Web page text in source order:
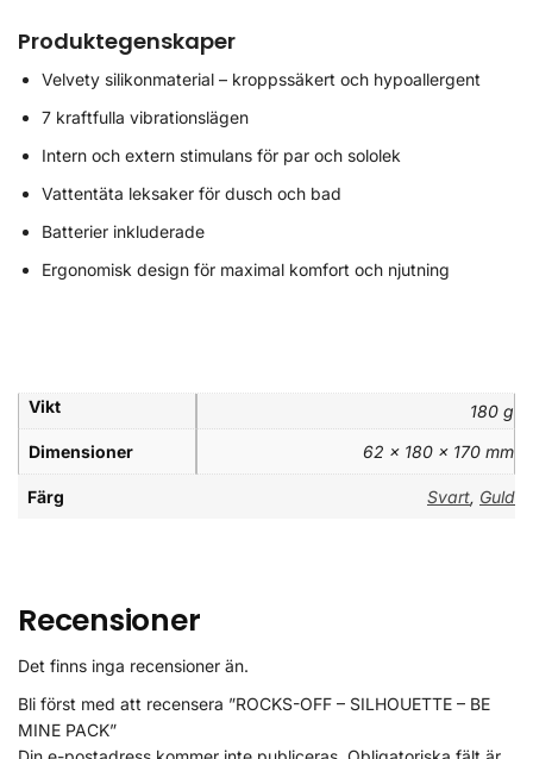
Produktegenskaper
Velvety silikonmaterial – kroppssäkert och hypoallergent
7 kraftfulla vibrationslägen
Intern och extern stimulans för par och sololek
Vattentäta leksaker för dusch och bad
Batterier inkluderade
Ergonomisk design för maximal komfort och njutning
Vikt
180 g
Dimensioner
62 × 180 × 170 mm
Färg Svart, Guld
Recensioner
Det finns inga recensioner än.
Bli först med att recensera ”ROCKS-OFF – SILHOUETTE – BE
MINE PACK”